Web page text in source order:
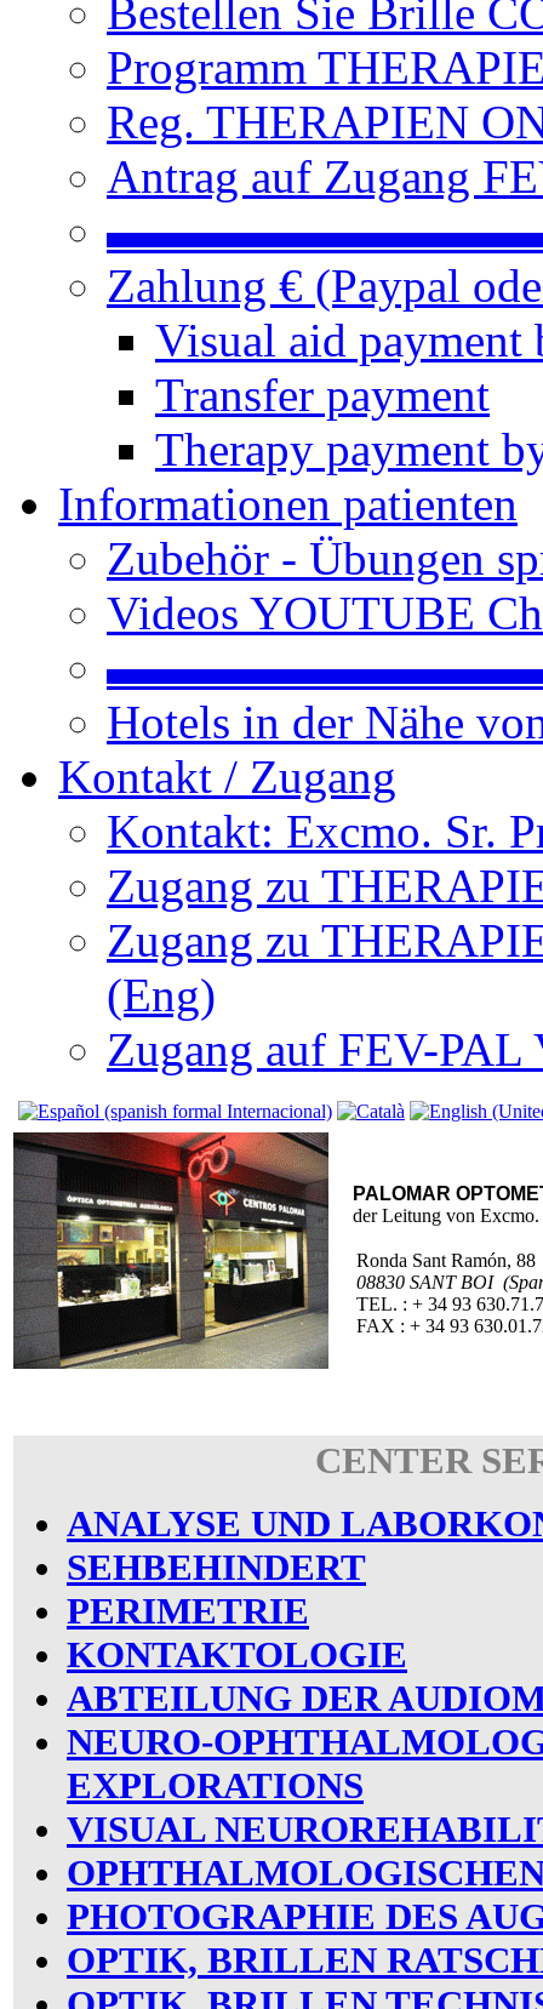
Bestellen Sie Brille
Programm
Reg. THERAPIEN
Antrag auf Zugang
Zahlung € (Paypal
Visual aid payment
Transfer payment
Therapy payment
Informationen patienten
Zubehör - Übungen
Videos YOUTUBE
Hotels in der Nähe
Kontakt / Zugang
Kontakt: Excmo. Sr.
Zugang zu
Zugang zu
(Eng)
Zugang auf FEV-PAL
PALOMAR
der Leitung von Excmo.
Ronda Sant Ramón, 88
08830 SANT BOI
TEL. : + 34 93
FAX : + 34 93
CENTER
ANALYSE UND
SEHBEHINDERT
PERIMETRIE
KONTAKTOLOGIE
ABTEILUNG DER
NEURO-
EXPLORATIONS
VISUAL
PHOTOGRAPHIE DES
OPTIK, BRILLEN